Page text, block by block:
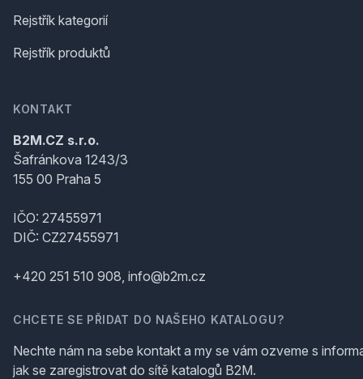
Rejstřík kategorií
Rejstřík produktů
KONTAKT
B2M.CZ s.r.o.
Šafránkova 1243/3
155 00 Praha 5
IČO: 27455971
DIČ: CZ27455971
+420 251 510 908, info@b2m.cz
CHCETE SE PŘIDAT DO NAŠEHO KATALOGU?
Nechte nám na sebe kontakt a my se vám ozveme s
jak se zaregistrovat do sítě katalogů B2M.